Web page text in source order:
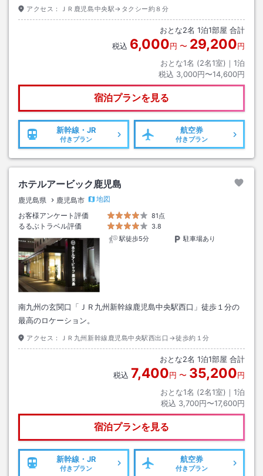
アクセス： ＪＲ鹿児島中央駅→タクシー約８分
おとな2名 1泊1部屋 合計
税込 6,000円 〜 29,200円
おとな1名 (2名1室)｜ 1泊
税込 3,000円〜14,600円
宿泊プランを見る
新幹線・JR
付きプラン
航空券
付きプラン
ホテルアービック鹿児島
鹿児島県 鹿児島市
地図
お客様アンケート評価
81点
るるぶトラベル評価
3.8
駅徒歩5分
駐車場あり
南九州の玄関口「ＪＲ九州新幹線鹿児島中央駅西口」徒歩１分の
最高のロケーション。
アクセス： ＪＲ九州新幹線鹿児島中央駅西出口→徒歩約１分
おとな2名 1泊1部屋 合計
税込 7,400円 〜 35,200円
おとな1名 (2名1室)｜ 1泊
税込 3,700円〜17,600円
宿泊プランを見る
新幹線・JR
付きプラン
航空券
付きプラン